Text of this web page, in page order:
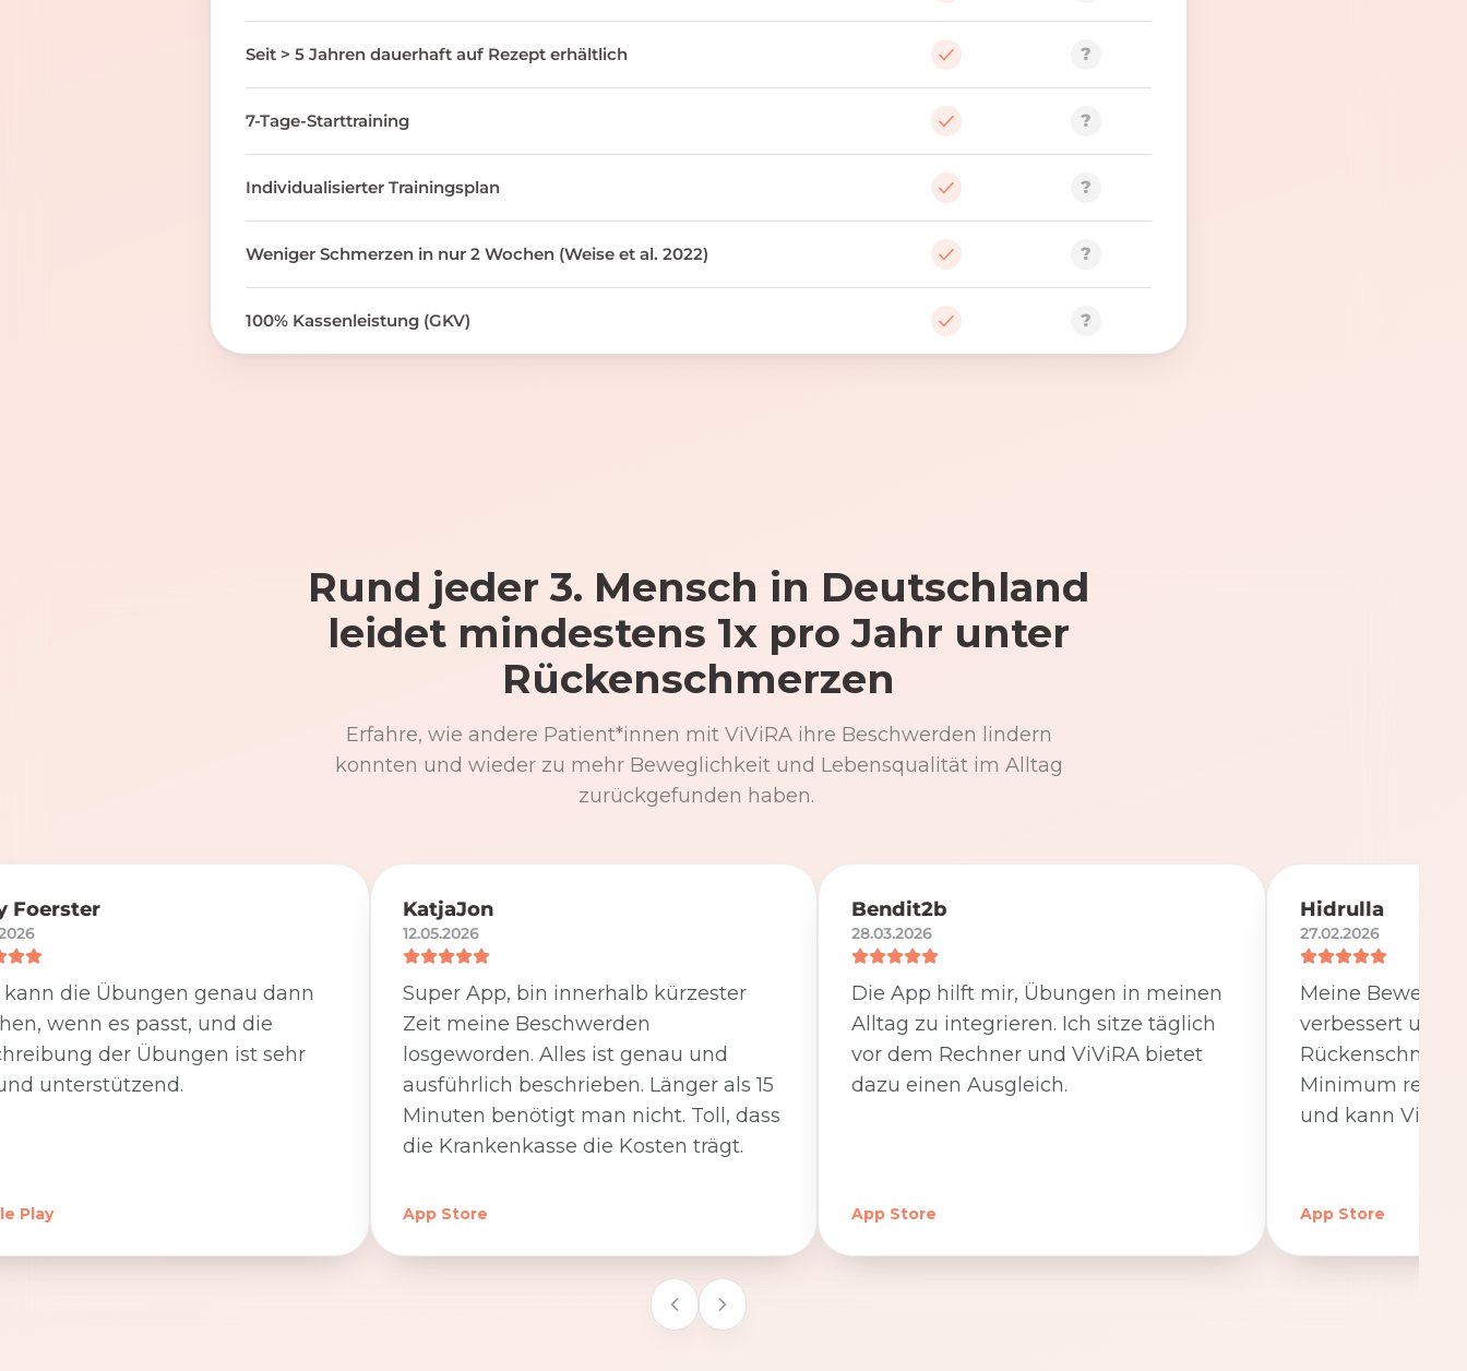
Seit > 5 Jahren dauerhaft auf Rezept erhältlich ?
7-Tage-Starttraining ?
Individualisierter Trainingsplan ?
Weniger Schmerzen in nur 2 Wochen (Weise et al. 2022) ?
100% Kassenleistung (GKV) ?
Rund jeder 3. Mensch in Deutschland
leidet mindestens 1x pro Jahr unter
Rückenschmerzen
Erfahre, wie andere Patient*innen mit ViViRA ihre Beschwerden lindern
konnten und wieder zu mehr Beweglichkeit und Lebensqualität im Alltag
zurückgefunden haben.
Foerster
die Übungen genau dann
wenn es passt, und die
der Übungen ist sehr
unterstützend.
Play
KatjaJon
12.05.2026
Super App, bin innerhalb kürzester
Zeit meine Beschwerden
losgeworden. Alles ist genau und
ausführlich beschrieben. Länger als 15
Minuten benötigt man nicht. Toll, dass
die Krankenkasse die Kosten trägt.
App Store
Bendit2b
28.03.2026
Die App hilft mir, Übungen in meinen
Alltag zu integrieren. Ich sitze täglich
vor dem Rechner und ViViRA bietet
dazu einen Ausgleich.
App Store
Hidrulla
27.02.2026
Meine
verbessert und
Minimum
und kann
App Store